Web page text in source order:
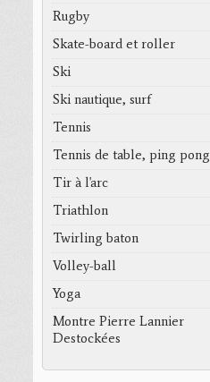
Rugby
Skate-board et roller
Ski
Ski nautique, surf
Tennis
Tennis de table, ping pong
Tir à l'arc
Triathlon
Twirling baton
Volley-ball
Yoga
Montre Pierre Lannier
Destockées